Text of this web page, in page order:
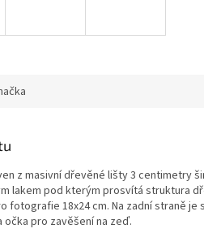
z masivní dřevěné lišty 3 centimetry
lakem pod kterým prosvítá struktura
fotografie 18x24 cm. Na zadní straně je
pro zavěšení na zeď.